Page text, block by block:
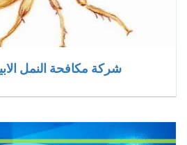
شركة مكافحة النمل